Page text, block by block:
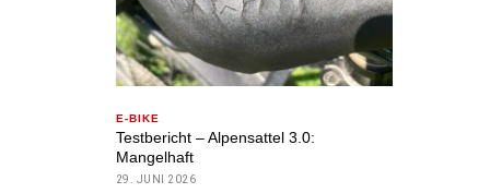
E-BIKE
Testbericht – Alpensattel 3.0:
Mangelhaft
29. JUNI 2026